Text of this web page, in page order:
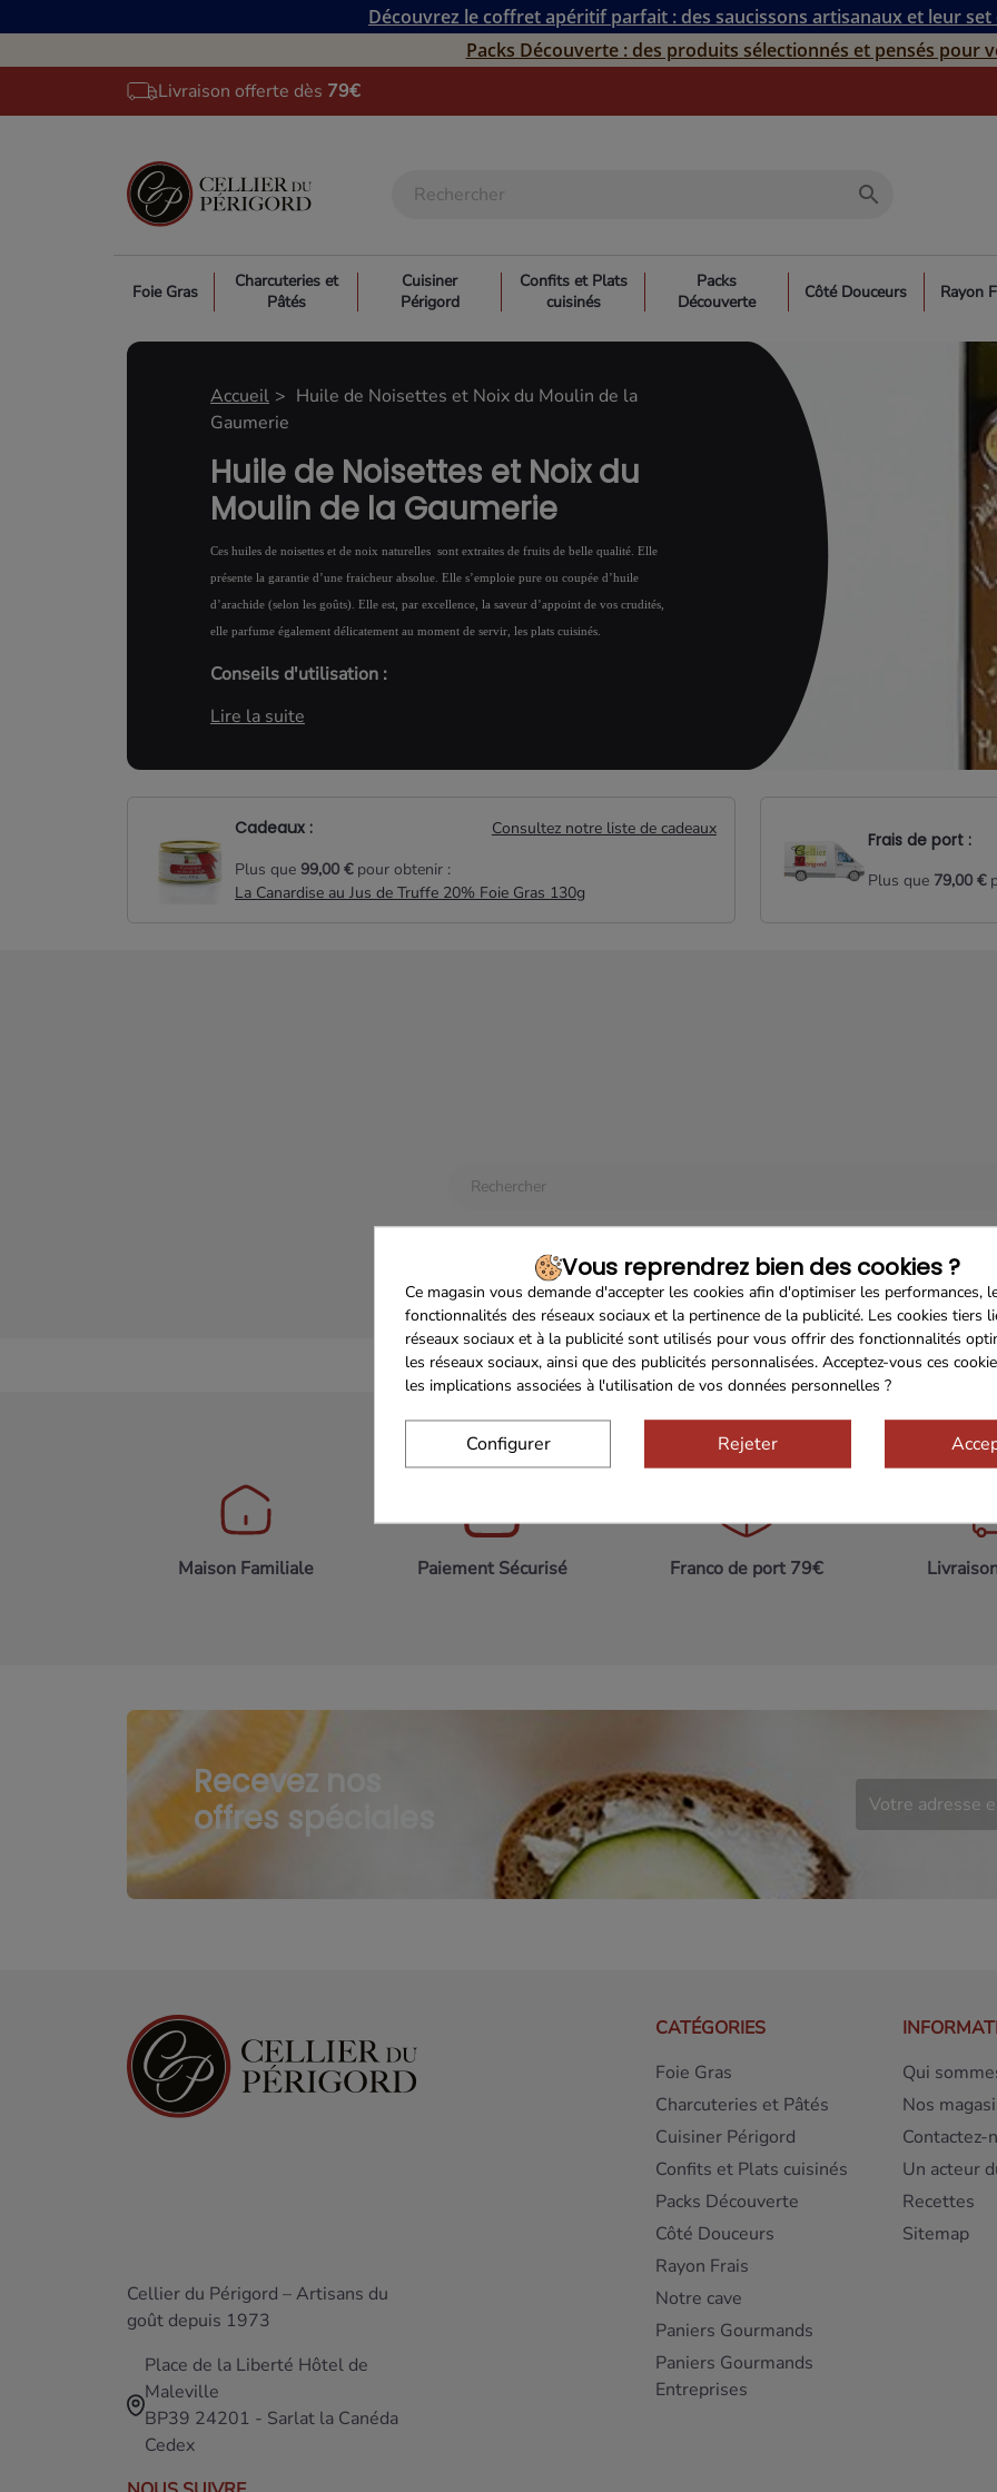
Découvrez le coffret apéritif parfait : des saucissons artisanaux et leur
Packs Découverte : des produits sélectionnés et pensés pour
Livraison offerte dès 79€
search
Foie Gras
Charcuteries et
Pâtés
Cuisiner
Périgord
Confits et Plats
cuisinés
Packs
Découverte
Côté Douceurs Rayon
Accueil
Huile de Noisettes et Noix du Moulin de la
Gaumerie
Huile de Noisettes et Noix du
Moulin de la Gaumerie
Ces huiles de noisettes et de noix naturelles sont extraites de fruits de belle qualité. Elle
présente la garantie d’une fraicheur absolue. Elle s’emploie pure ou coupée d’huile
d’arachide (selon les goûts). Elle est, par excellence, la saveur d’appoint de vos crudités,
elle parfume également délicatement au moment de servir, les plats cuisinés.
Conseils d'utilisation :
A utiliser pour les assaisonnements de salade, tomates,
cuisinés haricots blancs cuisinés, soupes de légumes...).
Lire la suite
Cadeaux :
Consultez notre liste de cadeaux
Plus que 99,00 €pour obtenir :
La Canardise au Jus de Truffe 20% Foie Gras 130g
Frais de port :
Plus que 79,00 €
Maison Familiale Paiement Sécurisé Franco de port 79€
Recevez nos
offres spéciales
Cellier du Périgord – Artisans du
goût depuis 1973
Place de la Liberté Hôtel de
Maleville
BP39 24201 - Sarlat la Canéda
Cedex
CATÉGORIES
Foie Gras
Charcuteries et Pâtés
Cuisiner Périgord
Confits et Plats cuisinés
Packs Découverte
Côté Douceurs
Rayon Frais
Notre cave
Paniers Gourmands
Paniers Gourmands
Entreprises
Qui
Nos
Contactez-
Un acteur
Recettes
Sitemap
Vous reprendrez bien des cookies ?
Ce magasin vous demande d'accepter les cookies afin d'optimiser les performances,
fonctionnalités des réseaux sociaux et la pertinence de la publicité. Les cookies tiers
réseaux sociaux et à la publicité sont utilisés pour vous offrir des fonctionnalités
les réseaux sociaux, ainsi que des publicités personnalisées. Acceptez-vous ces
les implications associées à l'utilisation de vos données personnelles ?
Configurer Rejeter